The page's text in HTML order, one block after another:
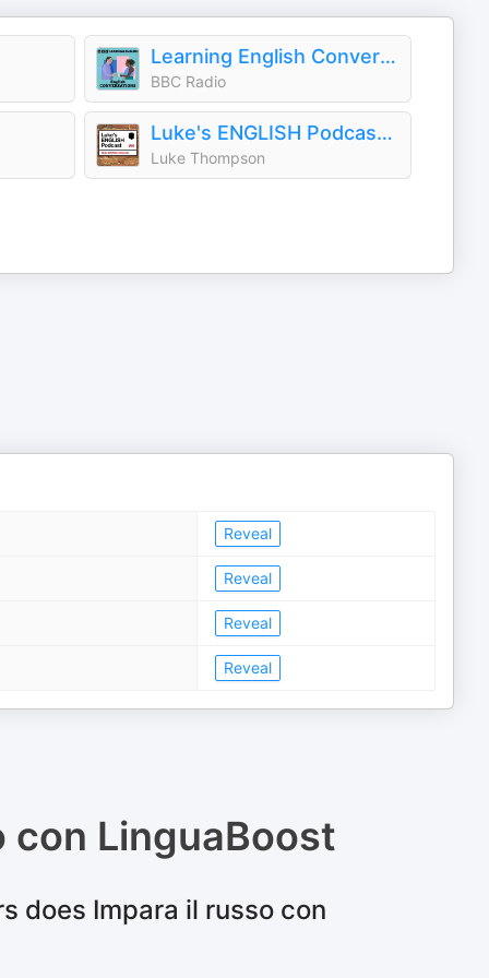
Learning English Conversations
BBC Radio
Luke's ENGLISH Podcast - Learn British English with Luke Thompson
Luke Thompson
Reveal
Reveal
Reveal
Reveal
con LinguaBoost
does Impara il russo con